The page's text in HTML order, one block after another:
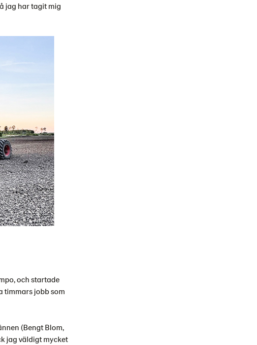
jag har tagit mig
och startade
timmars jobb som
(Bengt Blom,
jag väldigt mycket